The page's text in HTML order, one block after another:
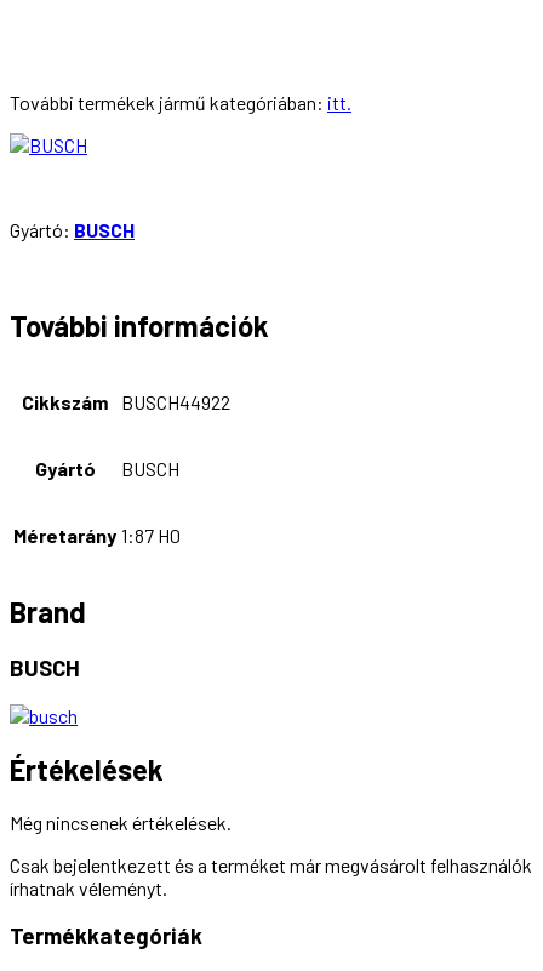
További termékek jármű kategóriában: itt.
Gyártó: BUSCH
További információk
Cikkszám BUSCH44922
Gyártó BUSCH
Méretarány 1:87 H0
Brand
BUSCH
Értékelések
Még nincsenek értékelések.
Csak bejelentkezett és a terméket már megvásárolt felhasználók
írhatnak véleményt.
Termékkategóriák